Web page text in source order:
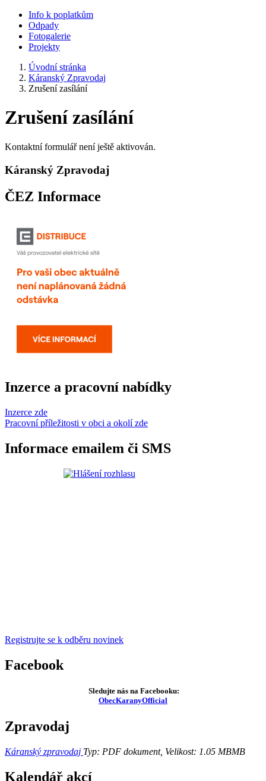
Info k poplatkům
Odpady
Fotogalerie
Projekty
Úvodní stránka
Káranský Zpravodaj
Zrušení zasílání
Zrušení zasílání
Kontaktní formulář není ještě aktivován.
Káranský Zpravodaj
ČEZ Informace
Inzerce a pracovní nabídky
Inzerce zde
Pracovní příležitosti v obci a okolí zde
Informace emailem či SMS
Registrujte se k odběru novinek
Facebook
Sledujte nás na Facebooku:
ObecKaranyOfficial
Zpravodaj
Káranský zpravodaj Typ: PDF dokument, Velikost: 1.05 MBMB
Kalendář akcí